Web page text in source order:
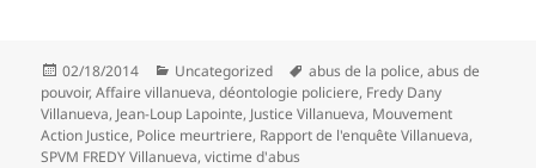
re
Posted
on
02/18/2014 Categories
Uncategorized Tags
abus de la police,abus de
pouvoir,Affaire villanueva,déontologie policiere, Fredy Dany
Villanueva, Jean-Loup Lapointe, Justice Villanueva, Mouvement
Action Justice, Police meurtriere, Rapport de l'enquête Villanueva,
SPVM FREDY Villanueva,victime d'abus